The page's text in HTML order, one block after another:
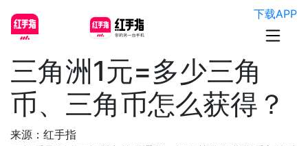
下载APP
三角洲1元=多少三角
币、三角币怎么获得？
来源：红手指